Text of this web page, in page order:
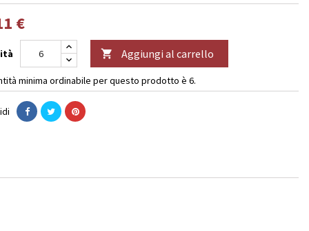
€
 Aggiungi al carrello
minima ordinabile per questo prodotto è 6.